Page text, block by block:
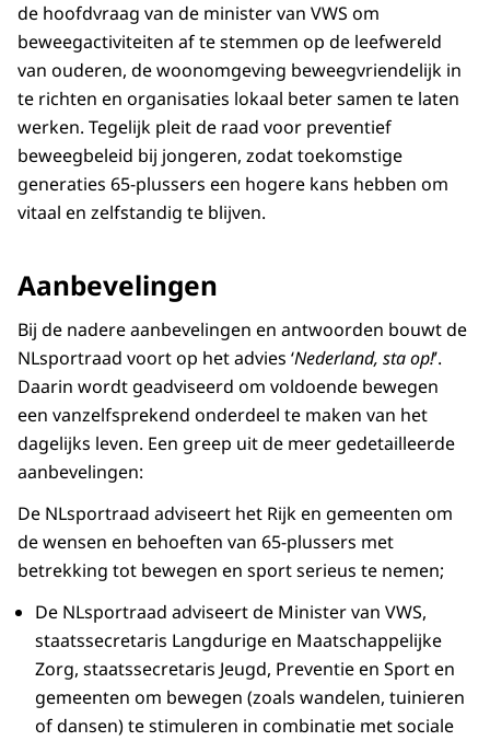
de hoofdvraag van de minister van VWS om
beweegactiviteiten af te stemmen op de leefwereld
van ouderen, de woonomgeving beweegvriendelijk in
te richten en organisaties lokaal beter samen te laten
werken. Tegelijk pleit de raad voor preventief
beweegbeleid bij jongeren, zodat toekomstige
generaties 65-plussers een hogere kans hebben om
vitaal en zelfstandig te blijven.
Aanbevelingen
Bij de nadere aanbevelingen en antwoorden bouwt de
NLsportraad voort op het advies ‘Nederland, sta op!’.
Daarin wordt geadviseerd om voldoende bewegen
een vanzelfsprekend onderdeel te maken van het
dagelijks leven. Een greep uit de meer gedetailleerde
aanbevelingen:
De NLsportraad adviseert het Rijk en gemeenten om
de wensen en behoeften van 65-plussers met
betrekking tot bewegen en sport serieus te nemen;
De NLsportraad adviseert de Minister van VWS,
staatssecretaris Langdurige en Maatschappelijke
Zorg, staatssecretaris Jeugd, Preventie en Sport en
gemeenten om bewegen (zoals wandelen, tuinieren
of dansen) te stimuleren in combinatie met sociale